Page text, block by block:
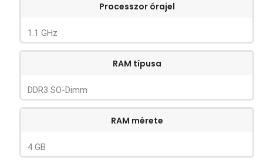
Processzor órajel
1.1 GHz
RAM típusa
DDR3 SO-Dimm
RAM mérete
4 GB